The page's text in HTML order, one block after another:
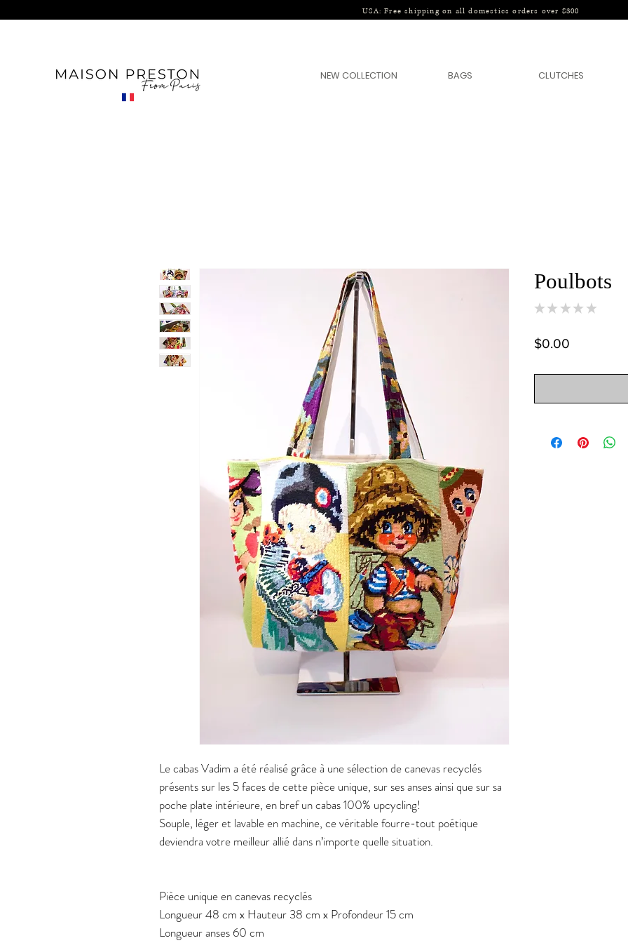
USA: Free shipping on all domestics orders over $300
NEW COLLECTION BAGS CLUTCHES
Le cabas Vadim a été réalisé grâce à une sélection de canevas recyclés
présents sur les 5 faces de cette pièce unique, sur ses anses ainsi que sur sa
poche plate intérieure, en bref un cabas 100% upcycling!
Souple, léger et lavable en machine, ce véritable fourre-tout poétique
deviendra votre meilleur allié dans n’importe quelle situation.
Pièce unique en canevas recyclés
Longueur 48 cm x Hauteur 38 cm x Profondeur 15 cm
Longueur anses 60 cm
Poulbots
★ ★ ★ ★ ★
$0.00